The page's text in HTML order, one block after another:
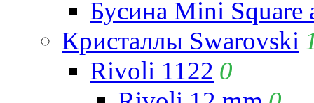
Бусина Mini Square
Кристаллы Swarovski
Rivoli 1122 0